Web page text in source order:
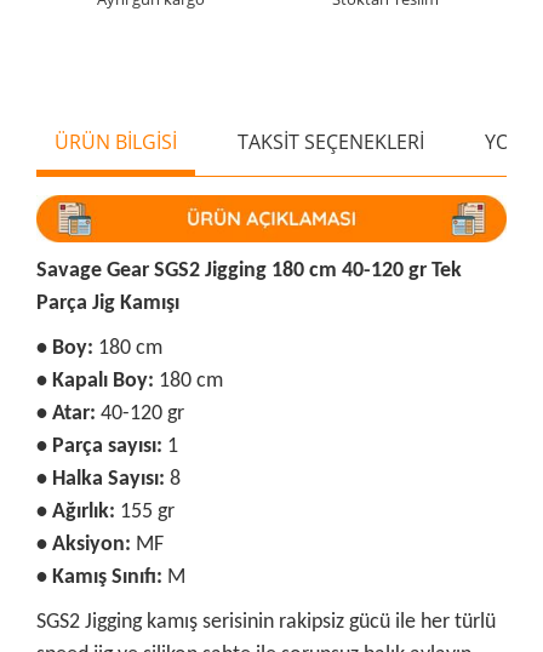
ÜRÜN BİLGİSİ TAKSİT SEÇENEKLERİ
Savage Gear SGS2 Jigging 180 cm 40-120 gr Tek
Parça Jig Kamışı
• Boy: 180 cm
• Kapalı Boy: 180 cm
• Atar: 40-120 gr
• Parça sayısı: 1
• Halka Sayısı: 8
• Ağırlık: 155 gr
• Aksiyon: MF
• Kamış Sınıfı: M
SGS2 Jigging kamış serisinin rakipsiz gücü ile her türlü